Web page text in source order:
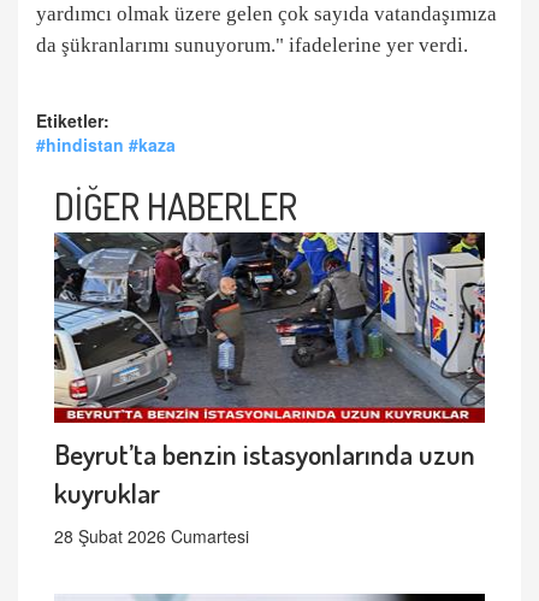
yardımcı olmak üzere gelen çok sayıda vatandaşımıza
da şükranlarımı sunuyorum." ifadelerine yer verdi.
Etiketler:
#hindistan #kaza
DİĞER HABERLER
Beyrut’ta benzin istasyonlarında uzun
kuyruklar
28 Şubat 2026 Cumartesi